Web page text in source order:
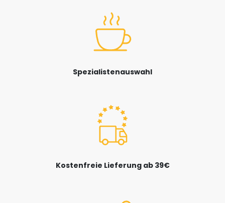
Spezialistenauswahl
Kostenfreie Lieferung ab 39€